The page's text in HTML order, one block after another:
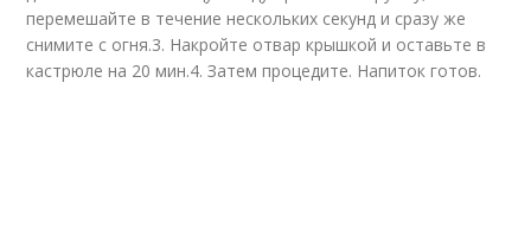
перемешайте в течение нескольких секунд и сразу же
снимите с огня.3. Накройте отвар крышкой и оставьте в
кастрюле на 20 мин.4. Затем процедите. Напиток готов.